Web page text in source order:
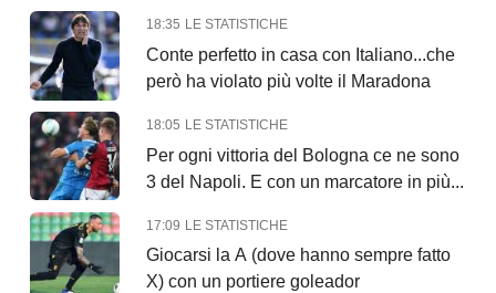
18:35 LE STATISTICHE
Conte perfetto in casa con Italiano...che
però ha violato più volte il Maradona
18:05 LE STATISTICHE
Per ogni vittoria del Bologna ce ne sono
3 del Napoli. E con un marcatore in più...
17:09 LE STATISTICHE
Giocarsi la A (dove hanno sempre fatto
X) con un portiere goleador